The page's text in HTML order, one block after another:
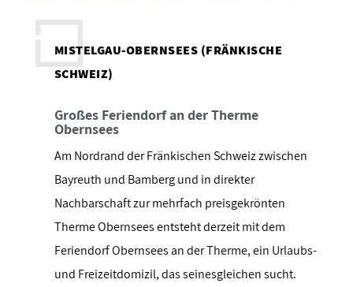
MISTELGAU-OBERNSEES (FRÄNKISCHE
SCHWEIZ)
Großes Feriendorf an der Therme
Obernsees
Am Nordrand der Fränkischen Schweiz zwischen
Bayreuth und Bamberg und in direkter
Nachbarschaft zur mehrfach preisgekrönten
Therme Obernsees entsteht derzeit mit dem
Feriendorf Obernsees an der Therme, ein Urlaubs-
und Freizeitdomizil, das seinesgleichen sucht.